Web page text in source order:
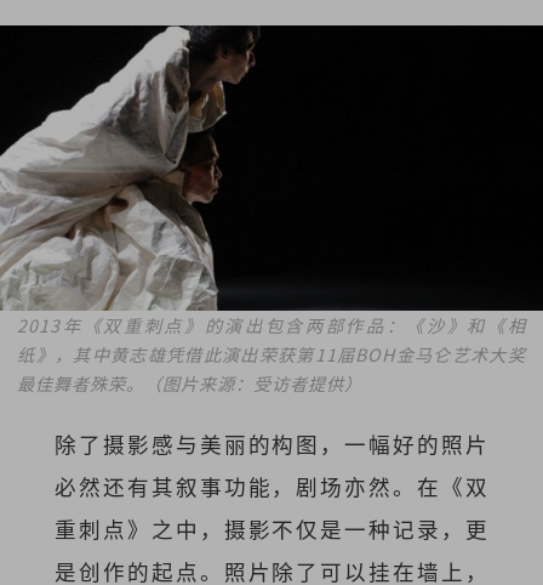
2013年《双重刺点》的演出包含两部作品：《沙》和《相
纸》，其中黄志雄凭借此演出荣获第11届BOH金马仑艺术大奖
最佳舞者殊荣。（图片来源：受访者提供）
除了摄影感与美丽的构图，一幅好的照片
必然还有其叙事功能，剧场亦然。在《双
重刺点》之中，摄影不仅是一种记录，更
是创作的起点。照片除了可以挂在墙上，